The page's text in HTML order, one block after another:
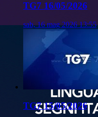
TG7 16/05/2026
sab, 16 mag 2026 13:55
TG7 15/05/2026